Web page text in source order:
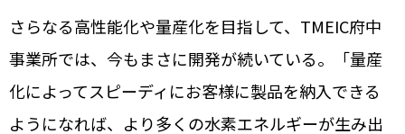
さらなる高性能化や量産化を目指して、TMEIC府中
事業所では、今もまさに開発が続いている。「量産
化によってスピーディにお客様に製品を納入できる
ようになれば、より多くの水素エネルギーが生み出